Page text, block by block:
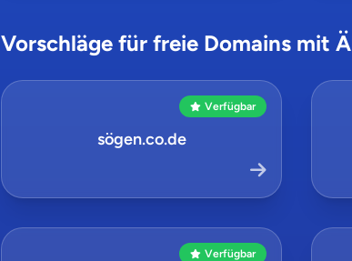
Vorschläge für freie Domains mit
Verfügbar
sögen.co.de
Verfügbar